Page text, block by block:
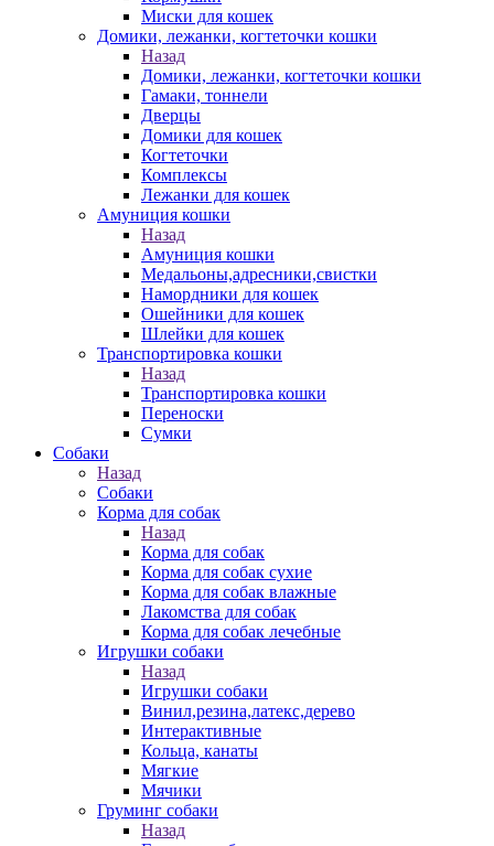
Миски для кошек
Домики, лежанки, когтеточки кошки
Назад
Домики, лежанки, когтеточки кошки
Гамаки, тоннели
Дверцы
Домики для кошек
Когтеточки
Комплексы
Лежанки для кошек
Амуниция кошки
Назад
Амуниция кошки
Медальоны,адресники,свистки
Намордники для кошек
Ошейники для кошек
Шлейки для кошек
Транспортировка кошки
Назад
Транспортировка кошки
Переноски
Сумки
Собаки
Назад
Собаки
Корма для собак
Назад
Корма для собак
Корма для собак сухие
Корма для собак влажные
Лакомства для собак
Корма для собак лечебные
Игрушки собаки
Назад
Игрушки собаки
Винил,резина,латекс,дерево
Интерактивные
Кольца, канаты
Мягкие
Мячики
Груминг собаки
Назад